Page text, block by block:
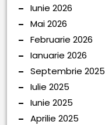
Iunie 2026
Mai 2026
Februarie 2026
Ianuarie 2026
Septembrie 2025
Iulie 2025
Iunie 2025
Aprilie 2025